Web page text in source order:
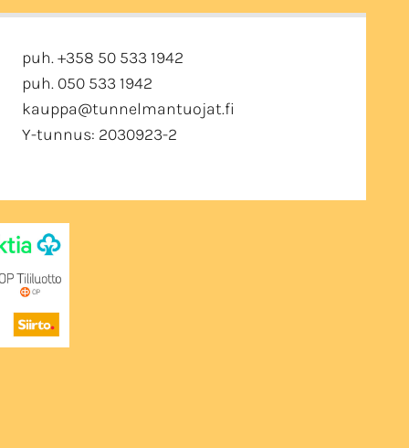
puh. +358 50 533 1942
puh. 050 533 1942
kauppa@tunnelmantuojat.fi
Y-tunnus: 2030923-2